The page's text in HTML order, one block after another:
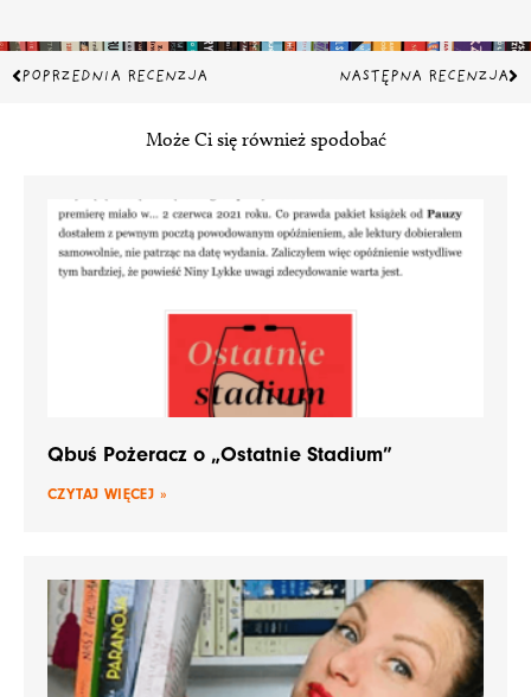
Prev
POPRZEDNIA RECENZJA NASTĘPNA RECENZJA
Może Ci się również spodobać
Qbuś Pożeracz o „Ostatnie Stadium”
CZYTAJ WIĘCEJ »